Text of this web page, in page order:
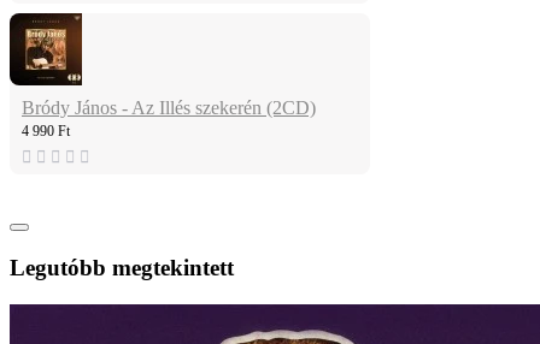
Bródy János - Az Illés szekerén (2CD)
4 990 Ft
Legutóbb megtekintett